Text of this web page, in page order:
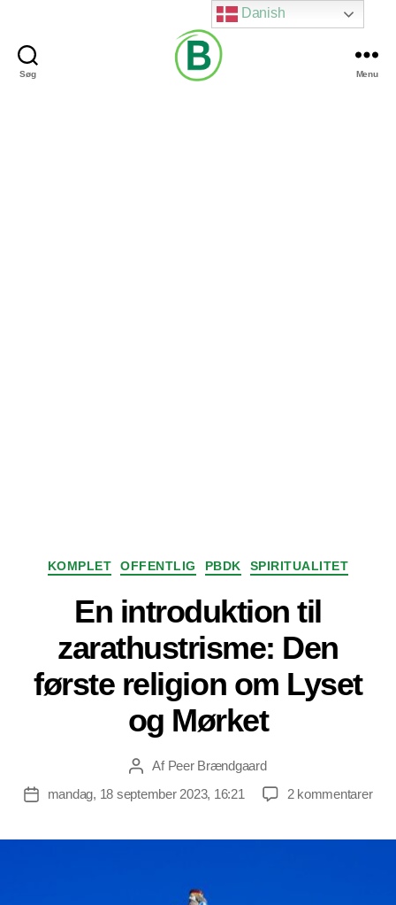
Søg Menu
Kategorier
KOMPLET OFFENTLIG PBDK SPIRITUALITET
En introduktion til
zarathustrisme: Den
første religion om Lyset
og Mørket
Indlægsforfatter
Af Peer Brændgaard
Indlægsdato
mandag, 18 september 2023, 16:21 2 kommentarertil
Danish